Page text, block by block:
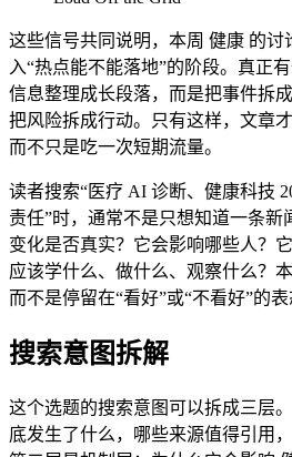
这些信号共同说明，本周 健康 的讨
入“热点能不能落地”的阶段。真正
信息整理成长段落，而是把事件拆
把风险拆成行动。只有这样，文章
而不只是吃一次短期流量。
读者搜索“医疗 AI 诊断、健康科技
责任”时，通常不是只想知道一条新
变化是否真实？它会影响哪些人？
应该学什么、做什么、观察什么？
而不是停留在“看好”或“不看好”的表
搜索意图拆解
这个选题的搜索意图可以拆成三层
底发生了什么，哪些来源值得引用